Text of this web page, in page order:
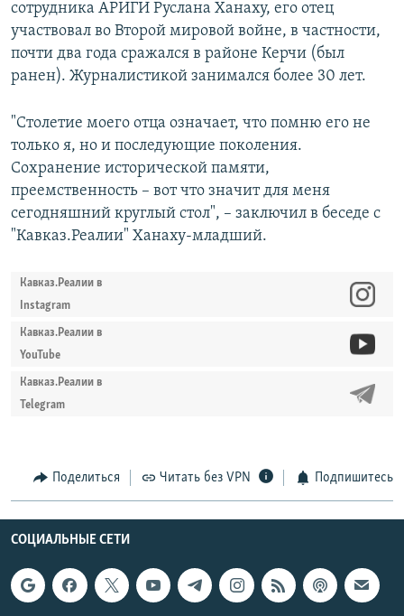
сотрудника АРИГИ Руслана Ханаху, его отец
участвовал во Второй мировой войне, в частности,
почти два года сражался в районе Керчи (был
ранен). Журналистикой занимался более 30 лет.
"Столетие моего отца означает, что помню его не
только я, но и последующие поколения.
Сохранение исторической памяти,
преемственность – вот что значит для меня
сегодняшний круглый стол", – заключил в беседе с
"Кавказ.Реалии" Ханаху-младший.
Кавказ.Реалии в
Instagram
Кавказ.Реалии в
YouTube
Кавказ.Реалии в
Telegram
Поделиться Читать без VPN Подпишитесь
СОЦИАЛЬНЫЕ СЕТИ